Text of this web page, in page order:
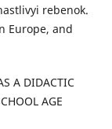
rebenok.
Europe, and
A DIDACTIC
AGE